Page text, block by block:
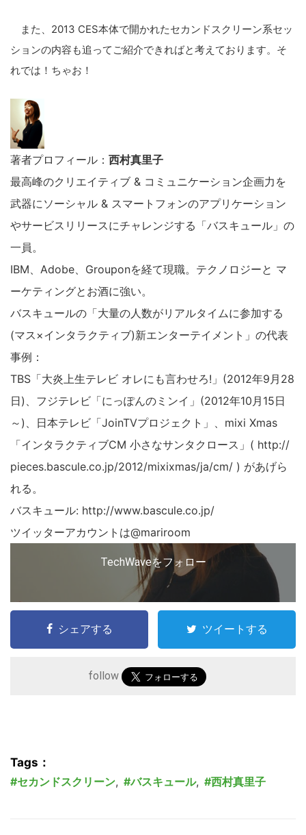
また、2013 CES本体で開かれたセカンドスクリーン系セッ
ションの内容も追ってご紹介できればと考えております。そ
れでは！ちゃお！
著者プロフィール： 西村真里子
最高峰のクリエイティブ & コミュニケーション企画力を
武器にソーシャル & スマートフォンのアプリケーション
やサービスリリースにチャレンジする「バスキュール」の
一員。
IBM、Adobe、Grouponを経て現職。テクノロジーと マ
ーケティングとお酒に強い。
バスキュールの「大量の人数がリアルタイムに参加する
(マス×インタラクティブ)新エンターテイメント」の代表
事例：
TBS「大炎上生テレビ オレにも言わせろ!」(2012年9月28
日)、フジテレビ「にっぽんのミンイ」(2012年10月15日
～)、日本テレビ「JoinTVプロジェクト」、mixi Xmas
「インタラクティブCM 小さなサンタクロース」( http://
pieces.bascule.co.jp/2012/mixixmas/ja/cm/ ) があげら
れる。
バスキュール: http://www.bascule.co.jp/
ツイッターアカウントは@mariroom
TechWaveをフォロー
シェアする ツイートする
follow
Tags：
セカンドスクリーン, バスキュール, 西村真里子